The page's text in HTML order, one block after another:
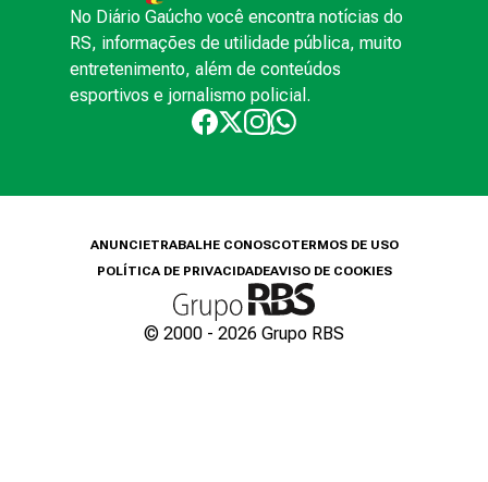
No Diário Gaúcho você encontra notícias do
RS, informações de utilidade pública, muito
entretenimento, além de conteúdos
esportivos e jornalismo policial.
ANUNCIETRABALHE CONOSCOTERMOS DE USO
POLÍTICA DE PRIVACIDADEAVISO DE COOKIES
© 2000 - 2026 Grupo RBS